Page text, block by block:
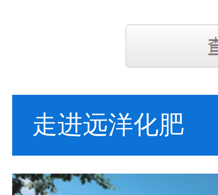
走进远洋化肥